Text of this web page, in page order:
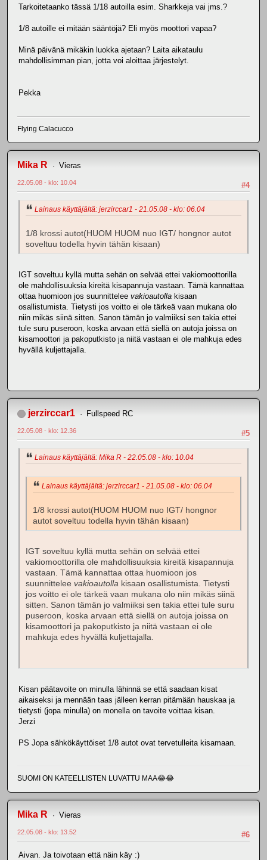
Tarkoitetaanko tässä 1/18 autoilla esim. Sharkkeja vai jms.?
1/8 autoille ei mitään sääntöjä? Eli myös moottori vapaa?
Minä päivänä mikäkin luokka ajetaan? Laita aikataulu
mahdollisimman pian, jotta voi aloittaa järjestelyt.
Pekka
Flying Calacucco
Mika R Vieras
#4
22.05.08 - klo: 10.04
Lainaus käyttäjältä: jerzirccar1 - 21.05.08 - klo: 06.04
1/8 krossi autot(HUOM HUOM nuo IGT/ hongnor autot
soveltuu todella hyvin tähän kisaan)
IGT soveltuu kyllä mutta sehän on selvää ettei vakiomoottorilla
ole mahdollisuuksia kireitä kisapannuja vastaan. Tämä kannattaa
ottaa huomioon jos suunnittelee vakioautolla kisaan
osallistumista. Tietysti jos voitto ei ole tärkeä vaan mukana olo
niin mikäs siinä sitten. Sanon tämän jo valmiiksi sen takia ettei
tule suru puseroon, koska arvaan että siellä on autoja joissa on
kisamoottori ja pakoputkisto ja niitä vastaan ei ole mahkuja edes
hyvällä kuljettajalla.
jerzirccar1 Fullspeed RC
#5
22.05.08 - klo: 12.36
Lainaus käyttäjältä: Mika R - 22.05.08 - klo: 10.04
Lainaus käyttäjältä: jerzirccar1 - 21.05.08 - klo: 06.04
1/8 krossi autot(HUOM HUOM nuo IGT/ hongnor
autot soveltuu todella hyvin tähän kisaan)
IGT soveltuu kyllä mutta sehän on selvää ettei
vakiomoottorilla ole mahdollisuuksia kireitä kisapannuja
vastaan. Tämä kannattaa ottaa huomioon jos
suunnittelee vakioautolla kisaan osallistumista. Tietysti
jos voitto ei ole tärkeä vaan mukana olo niin mikäs siinä
sitten. Sanon tämän jo valmiiksi sen takia ettei tule suru
puseroon, koska arvaan että siellä on autoja joissa on
kisamoottori ja pakoputkisto ja niitä vastaan ei ole
mahkuja edes hyvällä kuljettajalla.
Kisan päätavoite on minulla lähinnä se että saadaan kisat
aikaiseksi ja mennään taas jälleen kerran pitämään hauskaa ja
tietysti (jopa minulla) on monella on tavoite voittaa kisan.
Jerzi
PS Jopa sähkökäyttöiset 1/8 autot ovat tervetulleita kisamaan.
SUOMI ON KATEELLISTEN LUVATTU MAA😂😂
Mika R Vieras
#6
22.05.08 - klo: 13.52
Aivan. Ja toivotaan että näin käy :)